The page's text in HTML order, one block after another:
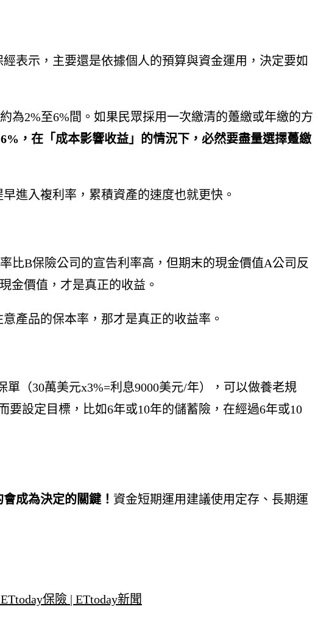
表示，主要還是依據個人的預算與資金運用，決定要如
為2%至6%間。如果民眾採用一次繳清的躉繳或年繳的方
，在「成本影響收益」的情況下，必然要盡量選擇躉繳
進入複利率，累積資產的速度也就更快。
比B保險公司的宣告利率高，但期末的現金價值A公司反
金價值，才是真正的收益。
產品的保本率，那才是真正的收益率。
（30萬美元x3%=利息9000美元/年），可以做養老規
設定目標，比如6年或10年的儲蓄險，在經過6年或10
成為決定的關鍵！ 資金短期運用建議使用定存、長期運
保險 | ETtoday新聞